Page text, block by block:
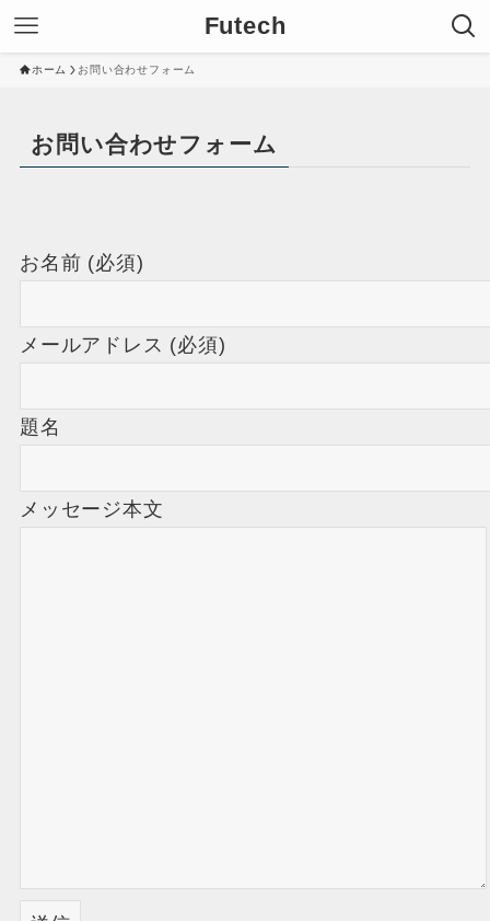
Futech
ホーム お問い合わせフォーム
お問い合わせフォーム
お名前 (必須)
メールアドレス (必須)
題名
メッセージ本文